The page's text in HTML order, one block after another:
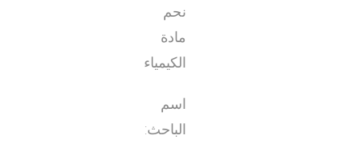
نحم
مادة
الكيمياء
اسم
الباحث: